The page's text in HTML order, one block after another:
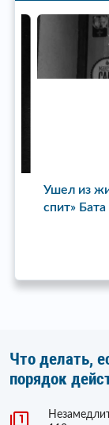
Ушел из
спит» Бата
Что делать,
порядок